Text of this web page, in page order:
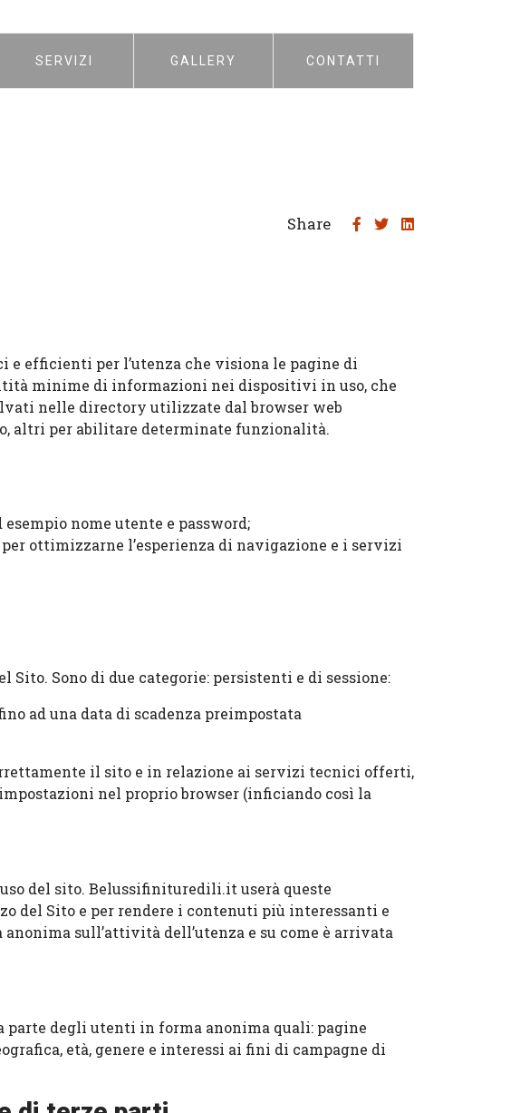
SERVIZI GALLERY CONTATTI
Share
efficienti per l’utenza che visiona le pagine di
minime di informazioni nei dispositivi in uso, che
nelle directory utilizzate dal browser web
altri per abilitare determinate funzionalità.
nome utente e password;
ottimizzarne l’esperienza di navigazione e i servizi
Sono di due categorie: persistenti e di sessione:
ad una data di scadenza preimpostata
il sito e in relazione ai servizi tecnici offerti,
nel proprio browser (inficiando così la
del sito. Belussifinituredili.it userà queste
del Sito e per rendere i contenuti più interessanti e
sull’attività dell’utenza e su come è arrivata
parte degli utenti in forma anonima quali: pagine
età, genere e interessi ai fini di campagne di